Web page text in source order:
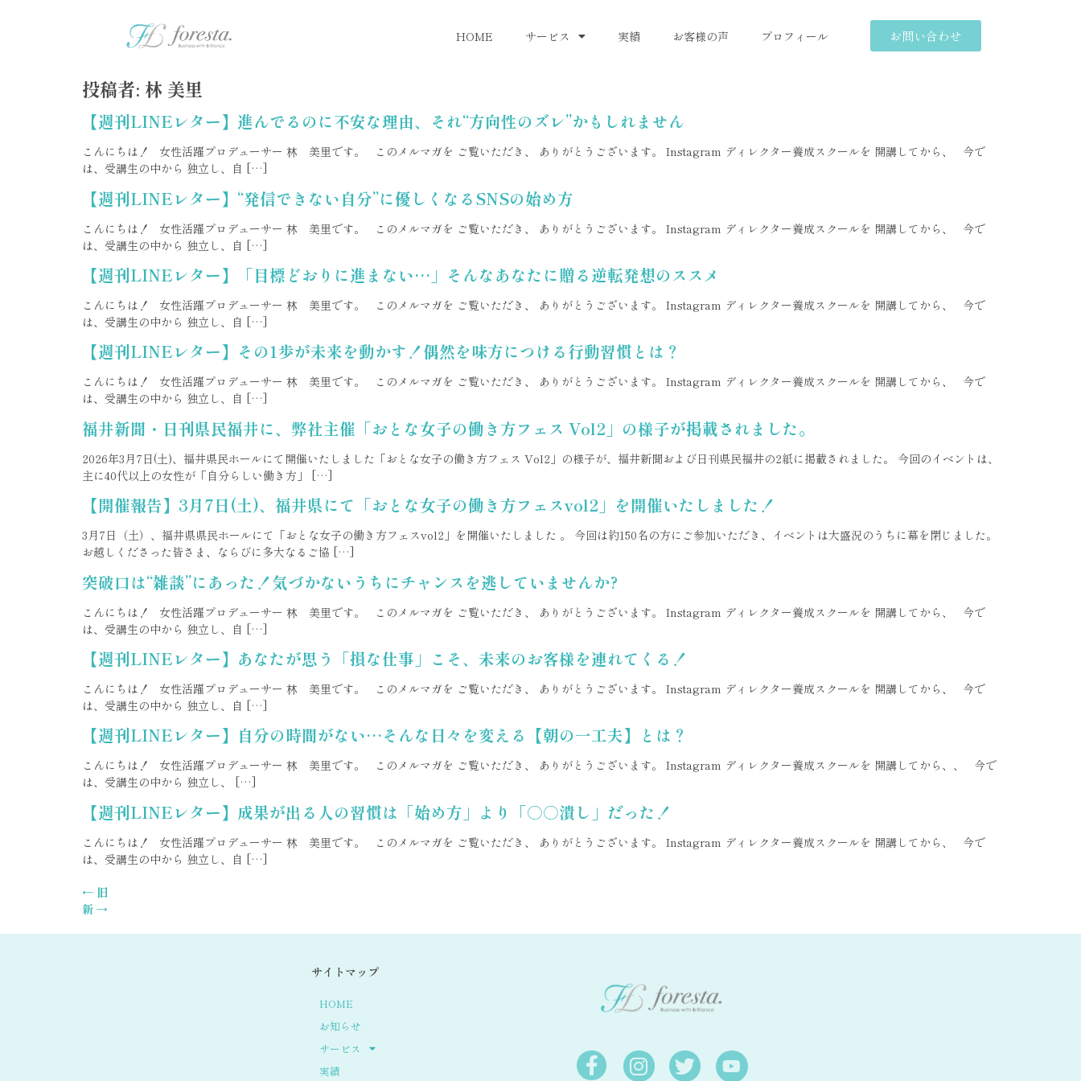
HOME サービス 実績 お客様の声 プロフィール お問い合わせ
投稿者: 林 美里
【週刊LINEレター】進んでるのに不安な理由、それ“方向性のズレ”かもしれません
こんにちは！ 女性活躍プロデューサー 林 美里です。 このメルマガを ご覧いただき、 ありがとうございます。 Instagram ディレクター養成スクールを 開講してから、 今で
は、受講生の中から 独立し、自 […]
【週刊LINEレター】“発信できない自分”に優しくなるSNSの始め方
こんにちは！ 女性活躍プロデューサー 林 美里です。 このメルマガを ご覧いただき、 ありがとうございます。 Instagram ディレクター養成スクールを 開講してから、 今で
は、受講生の中から 独立し、自 […]
【週刊LINEレター】「目標どおりに進まない…」そんなあなたに贈る逆転発想のススメ
こんにちは！ 女性活躍プロデューサー 林 美里です。 このメルマガを ご覧いただき、 ありがとうございます。 Instagram ディレクター養成スクールを 開講してから、 今で
は、受講生の中から 独立し、自 […]
【週刊LINEレター】その1歩が未来を動かす！偶然を味方につける行動習慣とは？
こんにちは！ 女性活躍プロデューサー 林 美里です。 このメルマガを ご覧いただき、 ありがとうございます。 Instagram ディレクター養成スクールを 開講してから、 今で
は、受講生の中から 独立し、自 […]
福井新聞・日刊県民福井に、弊社主催「おとな女子の働き方フェス Vol2」の様子が掲載されました。
2026年3月7日(土)、福井県民ホールにて開催いたしました「おとな女子の働き方フェス Vol2」の様子が、福井新聞および日刊県民福井の2紙に掲載されました。 今回のイベントは、
主に40代以上の女性が「自分らしい働き方」 […]
【開催報告】3月7日(土)、福井県にて「おとな女子の働き方フェスvol2」を開催いたしました！
3月7日（土）、福井県県民ホールにて「おとな女子の働き方フェスvol2」を開催いたしました 。 今回は約150名の方にご参加いただき、イベントは大盛況のうちに幕を閉じました。
お越しくださった皆さま、ならびに多大なるご協 […]
突破口は“雑談”にあった！気づかないうちにチャンスを逃していませんか?
こんにちは！ 女性活躍プロデューサー 林 美里です。 このメルマガを ご覧いただき、 ありがとうございます。 Instagram ディレクター養成スクールを 開講してから、 今で
は、受講生の中から 独立し、自 […]
【週刊LINEレター】あなたが思う「損な仕事」こそ、未来のお客様を連れてくる！
こんにちは！ 女性活躍プロデューサー 林 美里です。 このメルマガを ご覧いただき、 ありがとうございます。 Instagram ディレクター養成スクールを 開講してから、 今で
は、受講生の中から 独立し、自 […]
【週刊LINEレター】自分の時間がない…そんな日々を変える【朝の一工夫】とは？
こんにちは！ 女性活躍プロデューサー 林 美里です。 このメルマガを ご覧いただき、 ありがとうございます。 Instagram ディレクター養成スクールを 開講してから、、 今で
は、受講生の中から 独立し、 […]
【週刊LINEレター】成果が出る人の習慣は「始め方」より「○○潰し」だった！
こんにちは！ 女性活躍プロデューサー 林 美里です。 このメルマガを ご覧いただき、 ありがとうございます。 Instagram ディレクター養成スクールを 開講してから、 今で
は、受講生の中から 独立し、自 […]
← 旧
新 →
サイトマップ
HOME
お知らせ
サービス
実績